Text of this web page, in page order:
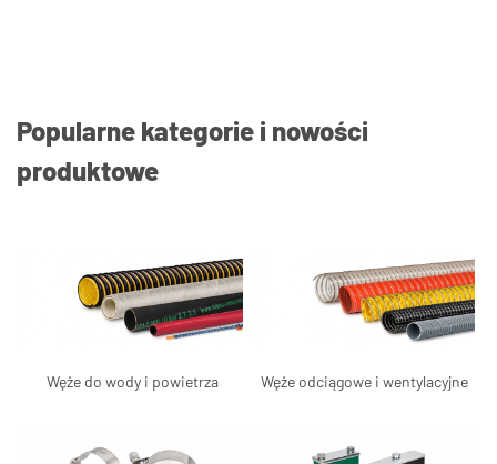
Popularne kategorie i nowości
produktowe
Węże do wody i powietrza Węże odciągowe i wentylacyjne